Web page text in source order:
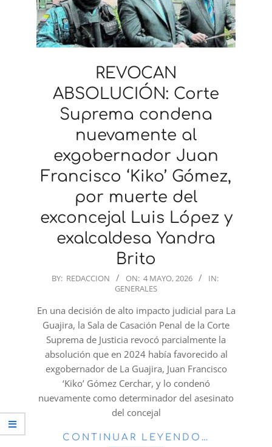
REVOCAN
ABSOLUCIÓN: Corte
Suprema condena
nuevamente al
exgobernador Juan
Francisco ‘Kiko’ Gómez,
por muerte del
exconcejal Luis López y
exalcaldesa Yandra
Brito
2026-
04
BY: REDACCION ON: 4 MAYO, 2026
IN:
GENERALES
En una decisión de alto impacto judicial para La
Guajira, la Sala de Casación Penal de la Corte
Suprema de Justicia revocó parcialmente la
absolución que en 2024 había favorecido al
exgobernador de La Guajira, Juan Francisco
‘Kiko’ Gómez Cerchar, y lo condenó
nuevamente como determinador del asesinato
del concejal
CONTINUAR LEYENDO…